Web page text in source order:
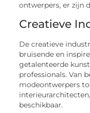
ontwerpers, er zijn
Creatieve
De creatieve
bruisende en
getalenteerde
professionals. Van
modeontwerpers
beschikbaar.